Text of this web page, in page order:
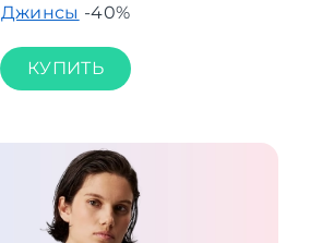
Джинсы -40%
КУПИТЬ